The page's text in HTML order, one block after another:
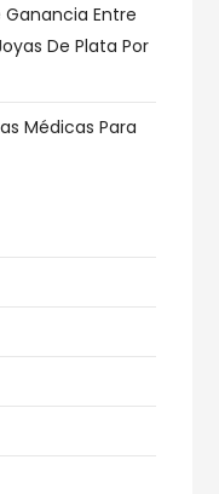
Entre
De Plata Por
Médicas Para